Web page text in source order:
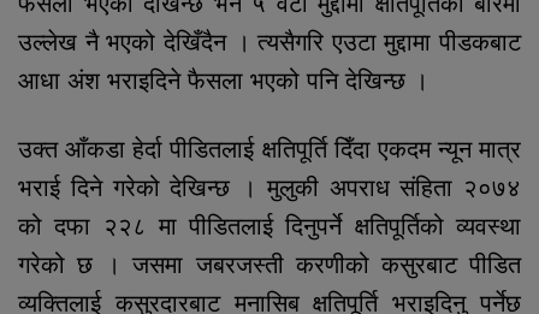
उल्लेख नै भएको देखिँदैन । त्यसैगरि एउटा मुद्दामा पीडकबाट
आधा अंश भराइदिने फैसला भएको पनि देखिन्छ ।
उक्त आँकडा हेर्दा पीडितलाई क्षतिपूर्ति दिँदा एकदम न्यून मात्र
भराई दिने गरेको देखिन्छ । मुलुकी अपराध संहिता २०७४
को दफा २२८ मा पीडितलाई दिनुपर्ने क्षतिपूर्तिको व्यवस्था
गरेको छ । जसमा जबरजस्ती करणीको कसुरबाट पीडित
व्यक्तिलाई कसुरदारबाट मनासिब क्षतिपूर्ति भराइदिनु पर्नेछ